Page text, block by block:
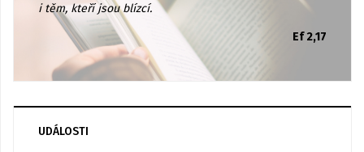
i těm, kteří jsou blízcí.
Ef 2,17
UDÁLOSTI